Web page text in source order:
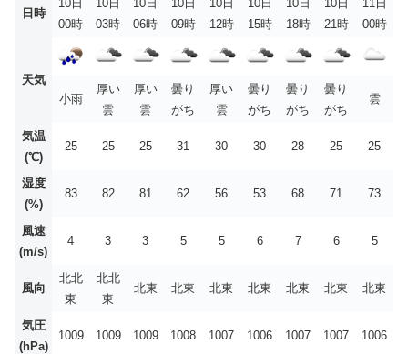
日時
10日
00時
10日
03時
10日
06時
10日
09時
10日
12時
10日
15時
10日
18時
10日
21時
11日
00時
天気
小雨
厚い
雲
厚い
雲
曇り
がち
厚い
雲
曇り
がち
曇り
がち
曇り
がち
雲
気温
(℃)
25 25 25 31 30 30 28 25 25
湿度
(%)
83 82 81 62 56 53 68 71 73
風速
(m/s)
4 3 3 5 5 6 7 6 5
風向
北北
東
北北
東
北東 北東 北東 北東 北東 北東 北東
気圧
(hPa)
1009 1009 1009 1008 1007 1006 1007 1007 1006